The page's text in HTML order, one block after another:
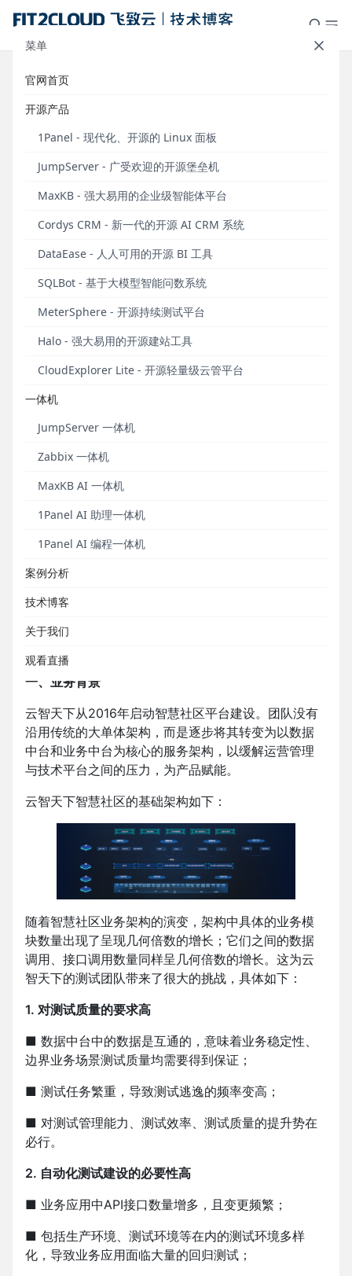
菜单
官网首页
开源产品
1Panel - 现代化、开源的 Linux 面板
JumpServer - 广受欢迎的开源堡垒机
MaxKB - 强大易用的企业级智能体平台
Cordys CRM - 新一代的开源 AI CRM 系统
DataEase - 人人可用的开源 BI 工具
SQLBot - 基于大模型智能问数系统
MeterSphere - 开源持续测试平台
Halo - 强大易用的开源建站工具
CloudExplorer Lite - 开源轻量级云管平台
一体机
JumpServer 一体机
Zabbix 一体机
MaxKB AI 一体机
1Panel AI 助理一体机
1Panel AI 编程一体机
案例分析
技术博客
关于我们
观看直播
社区分享｜云智天下的自动化测试
落地与演进
MeterSphere开源持续测试平台城市遇见· 成都站”活
动中，云智天下研发经理江泽东分享了题为《云智天
据本次演讲整理而成。
成都云智天下科技股份有限公司（以下简称为云智天
下）成立于2014年， 是一家基于云网融合技术提供智
司主要在智慧城镇运营服务、智慧宽带服务及数据中
心增值服务三大领域为政府、基础电信运营商、商业
开发、系统集成及后期运营维护等综合解决方案。其
平台化产品包括智慧文旅、数字乡村、智慧社区、智
方案。
一、业务背景
云智天下从2016年启动智慧社区平台建设。团队没有
沿用传统的大单体架构，而是逐步将其转变为以数据
中台和业务中台为核心的服务架构，以缓解运营管理
与技术平台之间的压力，为产品赋能。
云智天下智慧社区的基础架构如下：
随着智慧社区业务架构的演变，架构中具体的业务模
块数量出现了呈现几何倍数的增长；它们之间的数据
调用、接口调用数量同样呈几何倍数的增长。这为云
智天下的测试团队带来了很大的挑战，具体如下：
1. 对测试质量的要求高
■ 数据中台中的数据是互通的，意味着业务稳定性、
边界业务场景测试质量均需要得到保证；
■ 测试任务繁重，导致测试逃逸的频率变高；
■ 对测试管理能力、测试效率、测试质量的提升势在
必行。
2. 自动化测试建设的必要性高
■ 业务应用中API接口数量增多，且变更频繁；
■ 包括生产环境、测试环境等在内的测试环境多样
化，导致业务应用面临大量的回归测试；